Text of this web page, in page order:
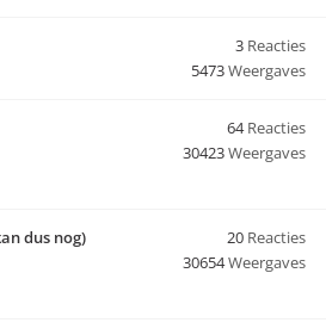
3 Reacties
5473Weergaves
64Reacties
30423Weergaves
dus nog) 20 Reacties
30654Weergaves